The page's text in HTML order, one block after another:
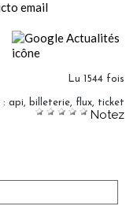
Lu 1544 fois
: api billeterie flux ticket
Notez